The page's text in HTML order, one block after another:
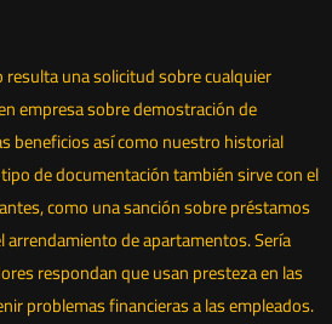
una solicitud sobre cualquier
empresa sobre demostración de
beneficios así­ como nuestro historial
de documentación también sirve con el
como una sanción sobre préstamos
arrendamiento de apartamentos. Serí­a
respondan que usan presteza en las
problemas financieras a las empleados.